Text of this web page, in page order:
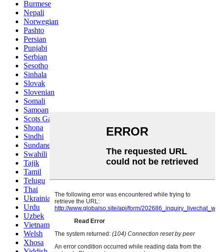
Burmese
Nepali
Norwegian
Pashto
Persian
Punjabi
Serbian
Sesotho
Sinhala
Slovak
Slovenian
Somali
Samoan
Scots Gaelic
Shona
Sindhi
Sundanese
Swahili
Tajik
Tamil
Telugu
Thai
Ukrainian
Urdu
Uzbek
Vietnamese
Welsh
Xhosa